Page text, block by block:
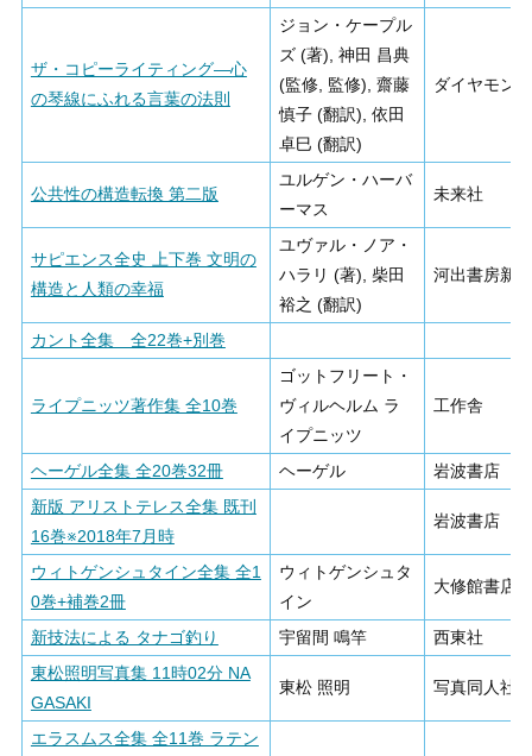
ザ・コピーライティング―心
の琴線にふれる言葉の法則
ジョン・ケープル
ズ (著), 神田 昌典
(監修, 監修), 齋藤
慎子 (翻訳), 依田
卓巳 (翻訳)
ダイヤモン
公共性の構造転換 第二版
ユルゲン・ハーバ
ーマス
未来社
サピエンス全史 上下巻 文明の
構造と人類の幸福
ユヴァル・ノア・
ハラリ (著), 柴田
裕之 (翻訳)
河出書房新社
カント全集 全22巻+別巻
ライプニッツ著作集 全10巻
ゴットフリート・
ヴィルヘルム ラ
イプニッツ
工作舎
ヘーゲル全集 全20巻32冊 ヘーゲル
岩波書店
新版 アリストテレス全集 既刊
16巻※2018年7月時
岩波書店
ウィトゲンシュタイン全集 全1
0巻+補巻2冊
ウィトゲンシュタ
イン
大修館書店
新技法による タナゴ釣り 宇留間 鳴竿
西東社
東松照明写真集 11時02分 NA
GASAKI
東松 照明 写真同人社
エラスムス全集 全11巻 ラテン